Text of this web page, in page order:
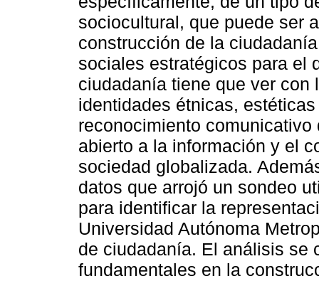
sociocultural, que puede ser
construcción de la
sociales estratégicos para el
ciudadanía tiene que ver
identidades étnicas,
reconocimiento
abierto a la información y el
sociedad globalizada.
datos que arrojó un sondeo
para identificar la
Universidad Autónoma
de ciudadanía. El análisis se
fundamentales en la